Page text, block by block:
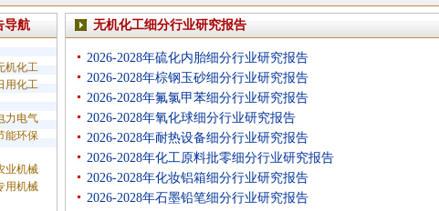
导航
机化工
用化工
力电气
能环保
业机械
用机械
无机化工细分行业研究报告
2026-2028年硫化内胎细分行业研究报告
2026-2028年棕钢玉砂细分行业研究报告
2026-2028年氟氯甲苯细分行业研究报告
2026-2028年氧化球细分行业研究报告
2026-2028年耐热设备细分行业研究报告
2026-2028年化工原料批零细分行业研究报告
2026-2028年化妆铝箱细分行业研究报告
2026-2028年石墨铅笔细分行业研究报告